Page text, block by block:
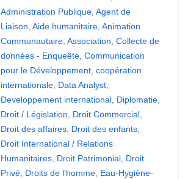
Administration Publique, Agent de
Liaison, Aide humanitaire, Animation
Communautaire, Association, Collecte de
données - Enqueête, Communication
pour le Développement, coopération
internationale, Data Analyst,
Developpement international, Diplomatie,
Droit / Législation, Droit Commercial,
Droit des affaires, Droit des enfants,
Droit International / Relations
Humanitaires, Droit Patrimonial, Droit
Privé, Droits de l'homme, Eau-Hygiène-